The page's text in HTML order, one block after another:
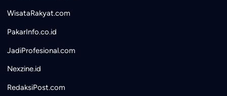
WisataRakyat.com
PakarInfo.co.id
JadiProfesional.com
Nexzine.id
RedaksiPost.com